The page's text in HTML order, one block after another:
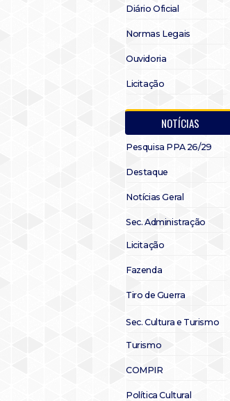
Diário Oficial
Normas Legais
Ouvidoria
Licitação
NOTÍCIAS
Pesquisa PPA 26/29
Destaque
Notícias Geral
Sec. Administração
Licitação
Fazenda
Tiro de Guerra
Sec. Cultura e Turismo
Turismo
COMPIR
Política Cultural